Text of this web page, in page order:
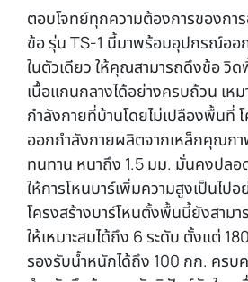
ตอบโจทย์ทุกความต้องการของกา
ข้อ รุ่น TS-1 นี้มาพร้อมอุปกรณ์ออ
ในตัวเดียว ให้คุณสามารถดึงข้อ วิ
เนื้อแกนกลางได้อย่างครบถ้วน เห
กำลังกายที่บ้านโดยไม่เปลืองพื้นที่
ออกกำลังกายผลิตจากเหล็กคุณภ
ทนทาน หนาถึง 1.5 มม. มั่นคงปลอ
ให้การโหนบาร์เพิ่มความสูงเป็นไปอ
โครงสร้างบาร์โหนตั้งพื้นนี้ยังสาม
ให้เหมาะสมได้ถึง 6 ระดับ ตั้งแต่
รองรับน้ำหนักได้ถึง 100 กก. คร